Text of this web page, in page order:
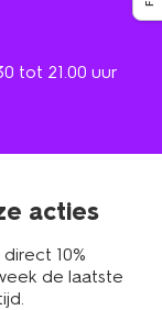
tot 21.00 uur
acties
10%
de laatste